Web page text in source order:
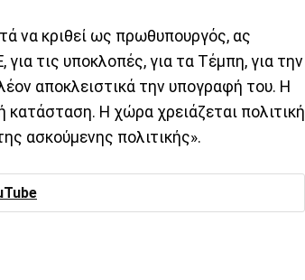
να κριθεί ως πρωθυπουργός, ας
τις υποκλοπές, για τα Τέμπη, για την
αποκλειστικά την υπογραφή του. Η
κατάσταση. Η χώρα χρειάζεται πολιτική
ασκούμενης πολιτικής».